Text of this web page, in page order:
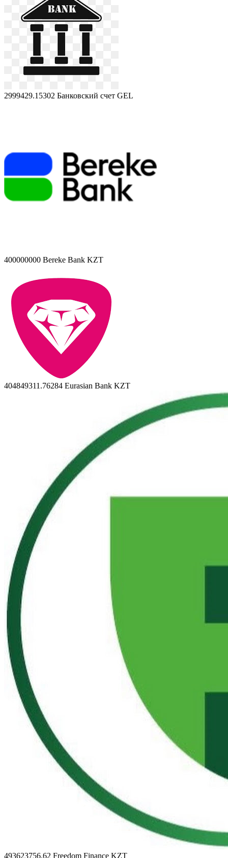
2999429.15302 Банковский счет GEL
400000000 Bereke Bank KZT
404849311.76284 Eurasian Bank KZT
493623756.62 Freedom Finance KZT